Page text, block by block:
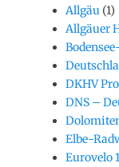
Allgäu (1)
Allgäuer
DKHV
DNS –
Elbe-
Eurovelo